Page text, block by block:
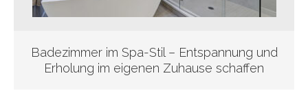
Badezimmer im Spa-Stil – Entspannung und
Erholung im eigenen Zuhause schaffen